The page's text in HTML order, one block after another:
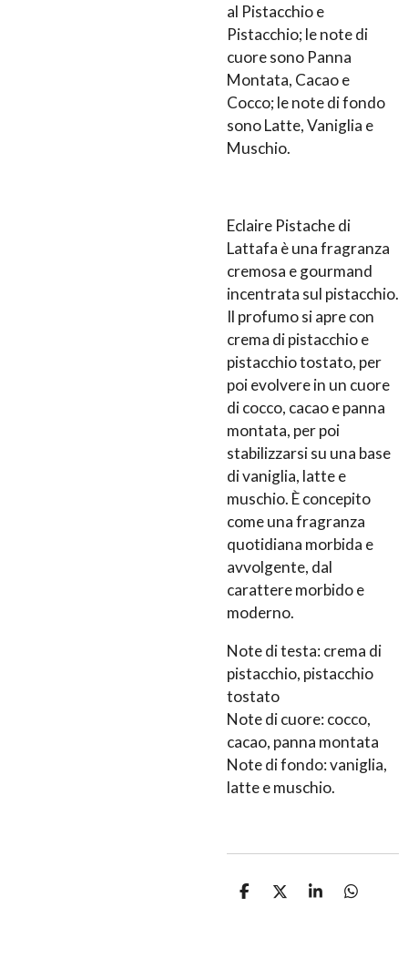
al Pistacchio e
Pistacchio; le note di
cuore sono Panna
Montata, Cacao e
Cocco; le note di fondo
sono Latte, Vaniglia e
Muschio.
Eclaire Pistache di
Lattafa è una fragranza
cremosa e gourmand
incentrata sul pistacchio.
Il profumo si apre con
crema di pistacchio e
pistacchio tostato, per
poi evolvere in un cuore
di cocco, cacao e panna
montata, per poi
stabilizzarsi su una base
di vaniglia, latte e
muschio. È concepito
come una fragranza
quotidiana morbida e
avvolgente, dal
carattere morbido e
moderno.
Note di testa: crema di
pistacchio, pistacchio
tostato
Note di cuore: cocco,
cacao, panna montata
Note di fondo: vaniglia,
latte e muschio.
C
C
C
C